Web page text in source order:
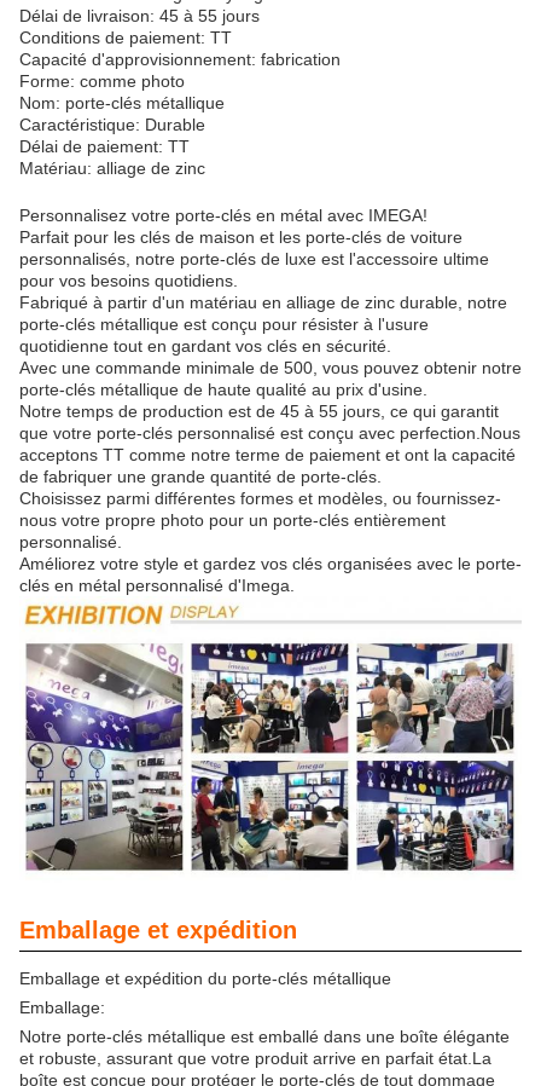
Délai de livraison: 45 à 55 jours
Conditions de paiement: TT
Capacité d'approvisionnement: fabrication
Forme: comme photo
Nom: porte-clés métallique
Caractéristique: Durable
Délai de paiement: TT
Matériau: alliage de zinc
Personnalisez votre porte-clés en métal avec IMEGA!
Parfait pour les clés de maison et les porte-clés de voiture
personnalisés, notre porte-clés de luxe est l'accessoire ultime
pour vos besoins quotidiens.
Fabriqué à partir d'un matériau en alliage de zinc durable, notre
porte-clés métallique est conçu pour résister à l'usure
quotidienne tout en gardant vos clés en sécurité.
Avec une commande minimale de 500, vous pouvez obtenir notre
porte-clés métallique de haute qualité au prix d'usine.
Notre temps de production est de 45 à 55 jours, ce qui garantit
que votre porte-clés personnalisé est conçu avec perfection.Nous
acceptons TT comme notre terme de paiement et ont la capacité
de fabriquer une grande quantité de porte-clés.
Choisissez parmi différentes formes et modèles, ou fournissez-
nous votre propre photo pour un porte-clés entièrement
personnalisé.
Améliorez votre style et gardez vos clés organisées avec le porte-
clés en métal personnalisé d'Imega.
Emballage et expédition
Emballage et expédition du porte-clés métallique
Emballage:
Notre porte-clés métallique est emballé dans une boîte élégante
et robuste, assurant que votre produit arrive en parfait état.La
boîte est conçue pour protéger le porte-clés de tout dommage